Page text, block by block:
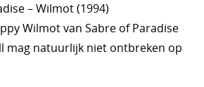
– Wilmot (1994)
Wilmot van Sabre of Paradise
mag natuurlijk niet ontbreken op